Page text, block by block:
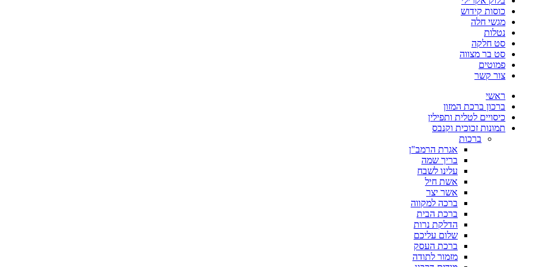
כוסות קידוש
מגשי חלה
נטלות
סט חלקה
סט בר מצווה
פמוטים
צור קשר
ראשי
ברכון ברכת המזון
כיסויים לטלית ותפילין
תמונות זכוכית וקנבס
ברכות
אגרת הרמב"ן
בריך שמה
עלינו לשבח
אשת חיל
אשר יצר
ברכה למקווה
ברכת הבית
הדלקת נרות
שלום עליכם
ברכת העסק
מזמור לתודה